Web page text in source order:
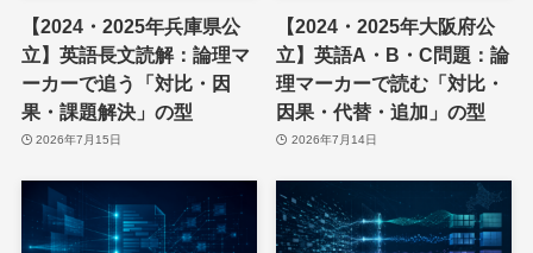
【2024・2025年兵庫県公
立】英語長文読解：論理マ
ーカーで追う「対比・因
果・課題解決」の型
2026年7月15日
【2024・2025年大阪府公
立】英語A・B・C問題：論
理マーカーで読む「対比・
因果・代替・追加」の型
2026年7月14日